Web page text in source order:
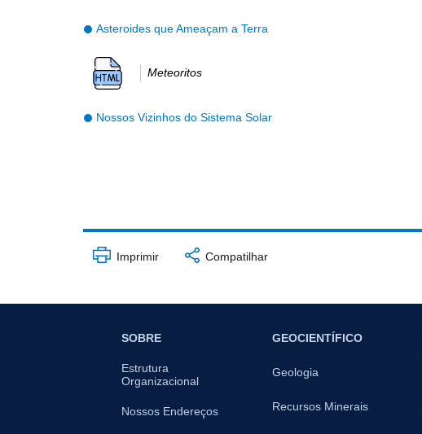
Asteroides que Ameaçam a Terra
Meteoritos
Nossos Vizinhos do Sistema Solar
Imprimir Compatilhar
SOBRE
Estrutura
Organizacional
Nossos Endereços
GEOCIENTÍFICO
Geologia
Recursos Minerais